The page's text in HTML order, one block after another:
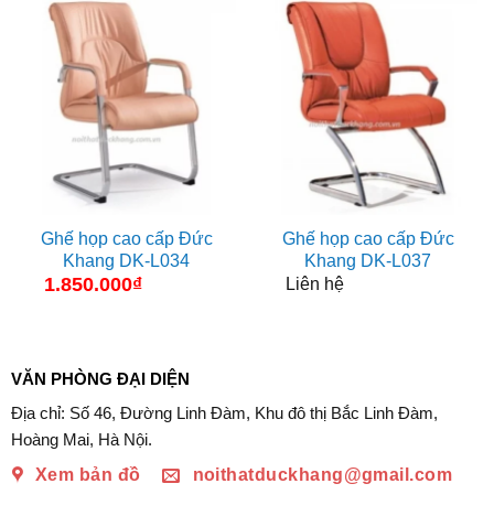
Ghế họp cao cấp Đức
Khang DK-L034
1.850.000₫
Ghế họp cao cấp Đức
Khang DK-L037
Liên hệ
VĂN PHÒNG ĐẠI DIỆN
Địa chỉ: Số 46, Đường Linh Đàm, Khu đô thị Bắc Linh Đàm,
Hoàng Mai, Hà Nội.
Xem bản đồ
noithatduckhang@gmail.com